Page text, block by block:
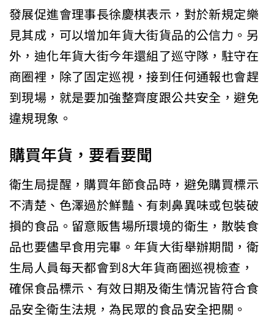
發展促進會理事長徐慶棋表示，對於新規定樂
見其成，可以增加年貨大街貨品的公信力。另
外，迪化年貨大街今年還組了巡守隊，駐守在
商圈裡，除了固定巡視，接到任何通報也會趕
到現場，就是要加強整齊度跟公共安全，避免
違規現象。
購買年貨，要看要聞
衛生局提醒，購買年節食品時，避免購買標示
不清楚、色澤過於鮮豔、有刺鼻異味或包裝破
損的食品。留意販售場所環境的衛生，散裝食
品也要儘早食用完畢。年貨大街舉辦期間，衛
生局人員每天都會到8大年貨商圈巡視檢查，
確保食品標示、有效日期及衛生情況皆符合食
品安全衛生法規，為民眾的食品安全把關。